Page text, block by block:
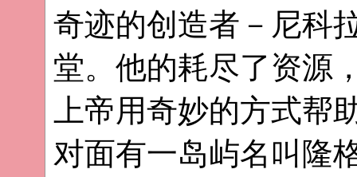
奇迹的创造者－尼科
堂。他的耗尽了资源
上帝用奇妙的方式帮
对面有一岛屿名叫隆